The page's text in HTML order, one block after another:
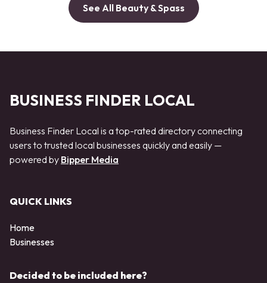
See All Beauty & Spass
BUSINESS FINDER LOCAL
Business Finder Local is a top-rated directory connecting
users to trusted local businesses quickly and easily —
powered by Bipper Media
QUICK LINKS
Home
Businesses
Decided to be included here?